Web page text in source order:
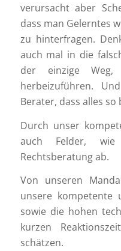
verursacht aber
dass man Gelerntes
zu hinterfragen.
auch mal in die
der einzige Weg,
herbeizuführen.
Berater, dass alles so
Durch unser
auch Felder, wie
Rechtsberatung ab.
Von unseren
unsere kompetente
sowie die hohen
kurzen
schätzen.